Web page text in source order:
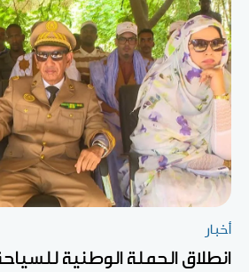
أخبار
انطلاق الحملة الوطنية